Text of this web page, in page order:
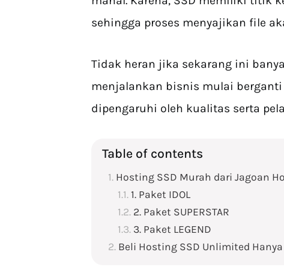
sehingga proses menyajikan file
Tidak heran jika sekarang ini
menjalankan bisnis mulai berganti
dipengaruhi oleh kualitas serta
Table of contents
Hosting SSD Murah dari Jagoan
1. Paket IDOL
2. Paket SUPERSTAR
3. Paket LEGEND
Beli Hosting SSD Unlimited